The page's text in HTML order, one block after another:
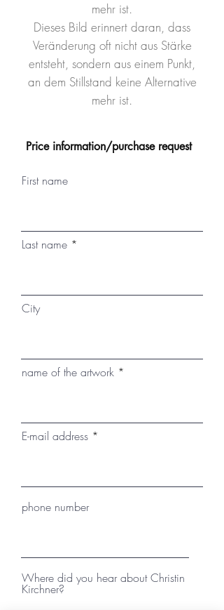
mehr ist.
Dieses Bild erinnert daran, dass
Veränderung oft nicht aus Stärke
entsteht, sondern aus einem Punkt,
an dem Stillstand keine Alternative
mehr ist.
Price information/purchase request
First name
Last name
City
name of the artwork
E-mail address
phone number
Where did you hear about Christin
Kirchner?